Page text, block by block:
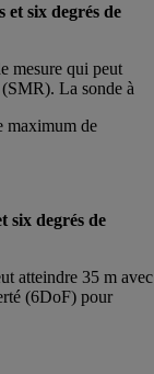
et six degrés de
mesure qui peut
La sonde à
maximum de
six degrés de
atteindre 35 m avec
(6DoF) pour